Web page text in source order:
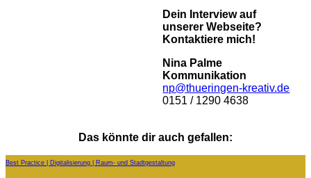
Dein Interview auf
unserer Webseite?
Kontaktiere mich!
Nina Palme
Kommunikation
np@thueringen-kreativ.de
0151 / 1290 4638
Das könnte dir auch gefallen:
Best Practice Digitalisierung Raum- und Stadtgestaltung